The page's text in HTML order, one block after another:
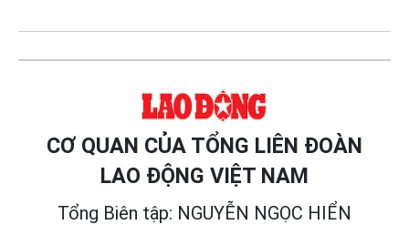
CƠ QUAN CỦA TỔNG LIÊN ĐOÀN
LAO ĐỘNG VIỆT NAM
Tổng Biên tập: NGUYỄN NGỌC HIỂN